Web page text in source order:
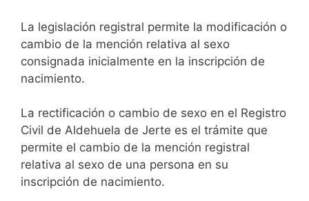
La legislación registral permite la modificación o
cambio de la mención relativa al sexo
consignada inicialmente en la inscripción de
nacimiento.
La rectificación o cambio de sexo en el Registro
Civil de Aldehuela de Jerte es el trámite que
permite el cambio de la mención registral
relativa al sexo de una persona en su
inscripción de nacimiento.